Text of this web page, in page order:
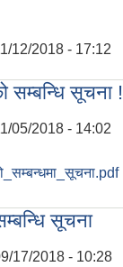
12/2018 - 17:12
सम्बन्धि सूचना
05/2018 - 14:02
सूचना
17/2018 - 10:28